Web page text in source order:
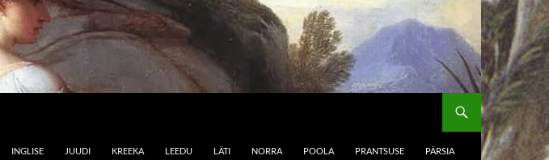
INGLISE JUUDI KREEKA LEEDU LÄTI NORRA POOLA PRANTSUSE PÄRSIA